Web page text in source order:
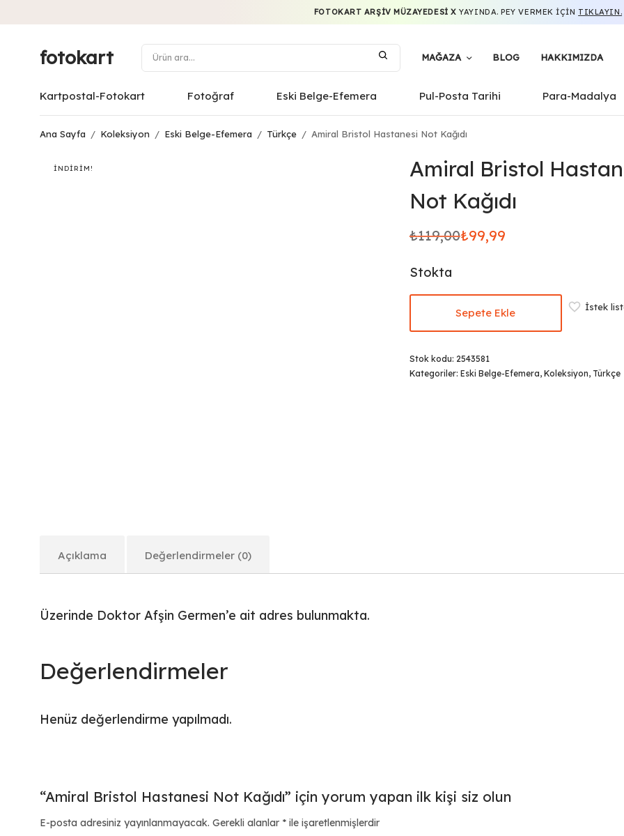
FOTOKART ARŞIV MÜZAYEDESI X YAYINDA. PEY VERMEK IÇIN TIKLAYIN.
fotokart MAĞAZA BLOG HAKKIMIZDA
Kartpostal-Fotokart Fotoğraf Eski Belge-Efemera Pul-Posta Tarihi Para-Madalya
Ana Sayfa / Koleksiyon / Eski Belge-Efemera / Türkçe / Amiral Bristol Hastanesi Not Kağıdı
İNDIRIM!
Amiral Bristol
Not Kağıdı
₺119,00
Orijinal
₺119,00.
₺99,99
Şu
fiyat:
₺99,99.
Stokta
Sepete Ekle İstek
Stok kodu: 2543581
Kategoriler: Eski Belge-Efemera, Koleksiyon, Türkçe
Açıklama Değerlendirmeler (0)
Üzerinde Doktor Afşin Germen’e ait adres bulunmakta.
Değerlendirmeler
Henüz değerlendirme yapılmadı.
“Amiral Bristol Hastanesi Not Kağıdı” için yorum yapan ilk kişi siz olun
E-posta adresiniz yayınlanmayacak. Gerekli alanlar * ile işaretlenmişlerdir